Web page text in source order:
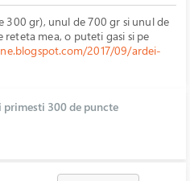
300 gr), unul de 700 gr si unul de
reteta mea, o puteti gasi si pe
2017/09/ardei-
primesti 300 de puncte